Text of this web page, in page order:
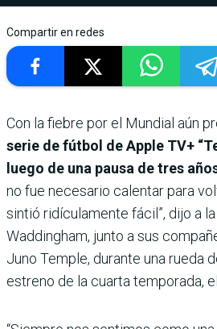
Compartir en redes
Con la fiebre por el Mundial aún
serie de fútbol de Apple TV+
luego de una pausa de tres
no fue necesario calentar para
sintió ridículamente fácil”, dijo a
Waddingham, junto a sus
Juno Temple, durante una rueda
estreno de la cuarta temporada,